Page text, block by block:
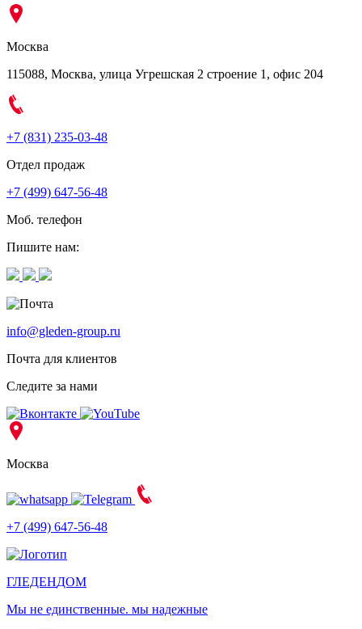
Москва
115088, Москва, улица Угрешская 2 строение 1, офис 204
+7 (831) 235-03-48
Отдел продаж
+7 (499) 647-56-48
Моб. телефон
Пишите нам:
info@gleden-group.ru
Почта для клиентов
Следите за нами
Москва
+7 (499) 647-56-48
ГЛЕДЕНДОМ
Мы не единственные. мы надежные